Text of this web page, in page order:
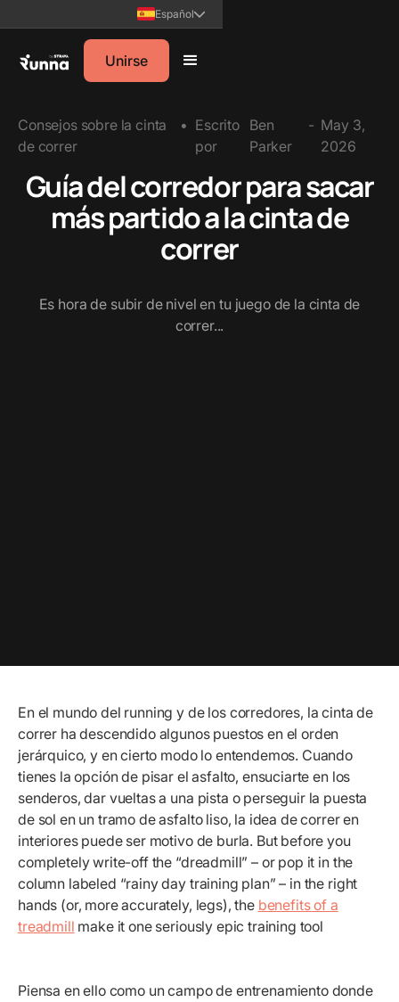
Español
Unirse
Consejos sobre la cinta
de correr
• Escrito
por
Ben
Parker
- May 3,
2026
Guía del corredor para sacar
más partido a la cinta de
correr
Es hora de subir de nivel en tu juego de la cinta de
correr...
En el mundo del running y de los corredores, la cinta de
correr ha descendido algunos puestos en el orden
jerárquico, y en cierto modo lo entendemos. Cuando
tienes la opción de pisar el asfalto, ensuciarte en los
senderos, dar vueltas a una pista o perseguir la puesta
de sol en un tramo de asfalto liso, la idea de correr en
interiores puede ser motivo de burla. But before you
completely write-off the “dreadmill” – or pop it in the
column labeled “rainy day training plan” – in the right
hands (or, more accurately, legs), the benefits of a
treadmill make it one seriously epic training tool
Piensa en ello como un campo de entrenamiento donde